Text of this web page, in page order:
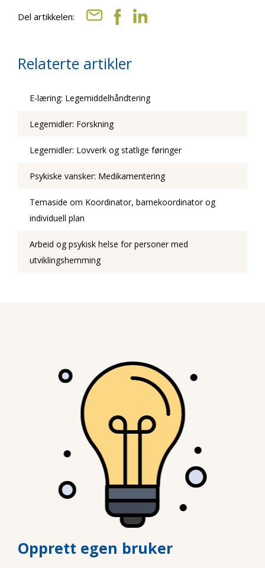
Del artikkelen:
Relaterte artikler
E-læring: Legemiddelhåndtering
Legemidler: Forskning
Legemidler: Lovverk og statlige føringer
Psykiske vansker: Medikamentering
Temaside om Koordinator, barnekoordinator og
individuell plan
Arbeid og psykisk helse for personer med
utviklingshemming
Opprett egen bruker